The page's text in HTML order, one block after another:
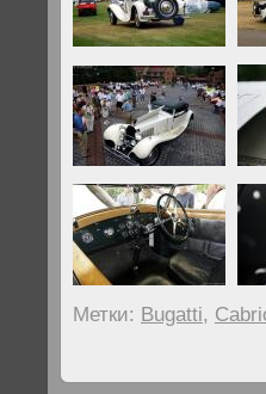
Метки: Bugatti,